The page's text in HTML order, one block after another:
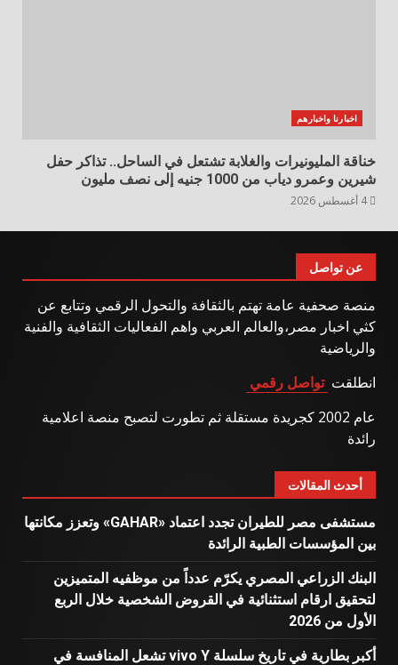
اخبارنا واخبارهم
خناقة المليونيرات والغلابة تشتعل في الساحل.. تذاكر حفل
شيرين وعمرو دياب من 1000 جنيه إلى نصف مليون
عن تواصل
منصة صحفية عامة تهتم بالثقافة والتحول الرقمي وتتابع عن
كثي اخبار مصر،والعالم العربي واهم الفعاليات الثقافية والفنية
والرياضية
انطلقت تواصل رقمي
عام 2002 كجريدة مستقلة ثم تطورت لتصبح منصة اعلامية
رائدة
أحدث المقالات
مستشفى مصر للطيران تجدد اعتماد «GAHAR» وتعزز مكانتها
بين المؤسسات الطبية الرائدة
البنك الزراعي المصري يكرّم عدداً من موظفيه المتميزين
لتحقيق ارقام استثنائية في القروض الشخصية خلال الربع
الأول من 2026
أكبر بطارية في تاريخ سلسلة vivo Y تشعل المنافسة في